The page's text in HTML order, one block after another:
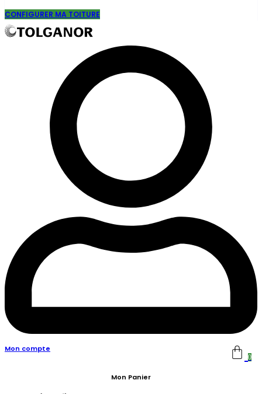
CONFIGURER MA TOITURE
Mon compte
0
Mon Panier